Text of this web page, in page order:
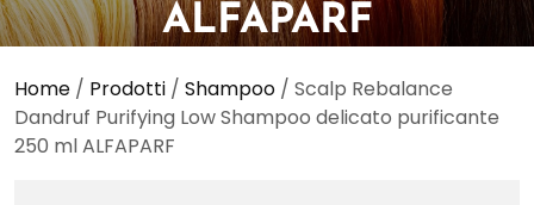
ALFAPARF
Home / Prodotti / Shampoo / Scalp Rebalance
Dandruf Purifying Low Shampoo delicato purificante
250 ml ALFAPARF